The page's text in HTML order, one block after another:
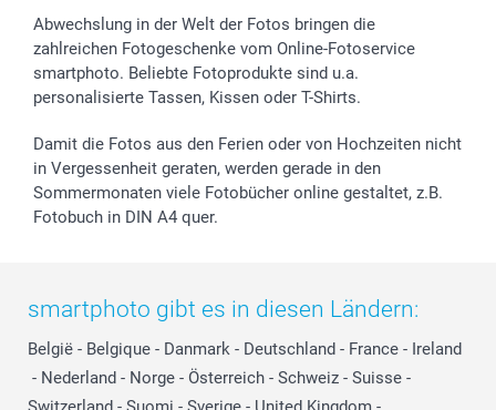
Abwechslung in der Welt der Fotos bringen die
zahlreichen Fotogeschenke vom Online-Fotoservice
smartphoto. Beliebte Fotoprodukte sind u.a.
personalisierte Tassen, Kissen oder T-Shirts.
Damit die Fotos aus den Ferien oder von Hochzeiten nicht
in Vergessenheit geraten, werden gerade in den
Sommermonaten viele Fotobücher online gestaltet, z.B.
Fotobuch in DIN A4 quer.
smartphoto gibt es in diesen Ländern:
België - Belgique - Danmark - Deutschland - France - Ireland
- Nederland - Norge - Österreich - Schweiz - Suisse -